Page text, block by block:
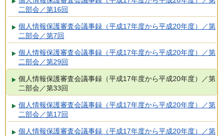
二部会／第16回
個人情報保護審査会議事録（平成17年度から平成20年度）／第
二部会／第7回
個人情報保護審査会議事録（平成17年度から平成20年度）／第
二部会／第29回
個人情報保護審査会議事録（平成17年度から平成20年度）／第
二部会／第33回
個人情報保護審査会議事録（平成17年度から平成20年度）／第
二部会／第17回
個人情報保護審査会議事録（平成17年度から平成20年度）／第